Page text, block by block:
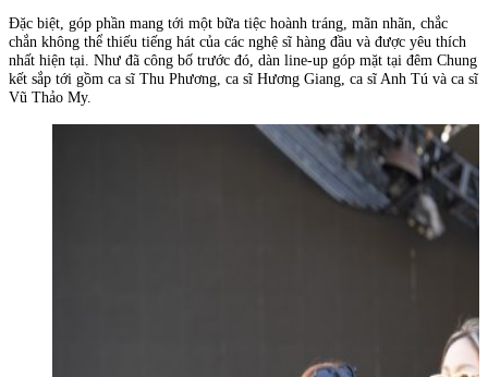
Đặc biệt, góp phần mang tới một bữa tiệc hoành tráng, mãn nhãn, chắc
chắn không thể thiếu tiếng hát của các nghệ sĩ hàng đầu và được yêu thích
nhất hiện tại. Như đã công bố trước đó, dàn line-up góp mặt tại đêm Chung
kết sắp tới gồm ca sĩ Thu Phương, ca sĩ Hương Giang, ca sĩ Anh Tú và ca sĩ
Vũ Thảo My.